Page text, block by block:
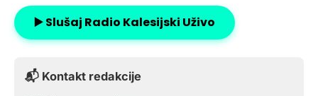
▶️ Slušaj Radio Kalesijski Uživo
📬 Kontakt redakcije